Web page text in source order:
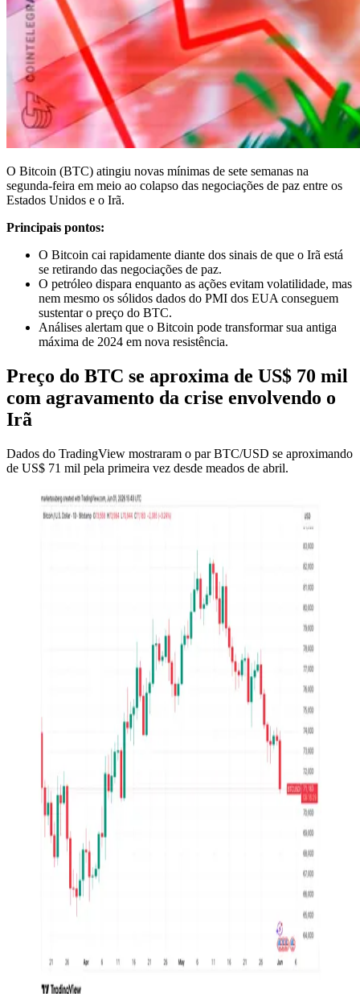
O Bitcoin (BTC) atingiu novas mínimas de sete semanas na
segunda-feira em meio ao colapso das negociações de paz entre os
Estados Unidos e o Irã.
Principais pontos:
O Bitcoin cai rapidamente diante dos sinais de que o Irã está
se retirando das negociações de paz.
O petróleo dispara enquanto as ações evitam volatilidade, mas
nem mesmo os sólidos dados do PMI dos EUA conseguem
sustentar o preço do BTC.
Análises alertam que o Bitcoin pode transformar sua antiga
máxima de 2024 em nova resistência.
Preço do BTC se aproxima de US$ 70 mil
com agravamento da crise envolvendo o
Irã
Dados do TradingView mostraram o par BTC/USD se aproximando
de US$ 71 mil pela primeira vez desde meados de abril.